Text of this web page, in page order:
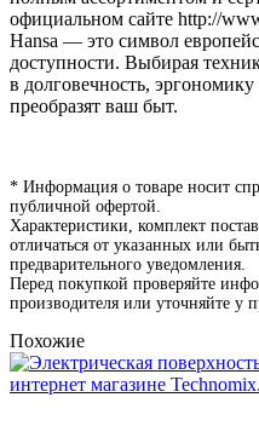
официальном сайте http://
Hansa — это символ
доступности. Выбирая
в долговечность,
преобразят ваш быт.
* Информация о товаре носит
публичной офертой.
Характеристики, комплект
отличаться от указанных или
предварительного уведомления.
Перед покупкой проверяйте
производителя или уточняйте у
Похожие